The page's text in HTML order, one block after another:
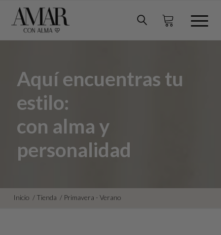
Aquí encuentras tu
estilo:
con alma y
personalidad
Inicio / Tienda / Primavera - Verano